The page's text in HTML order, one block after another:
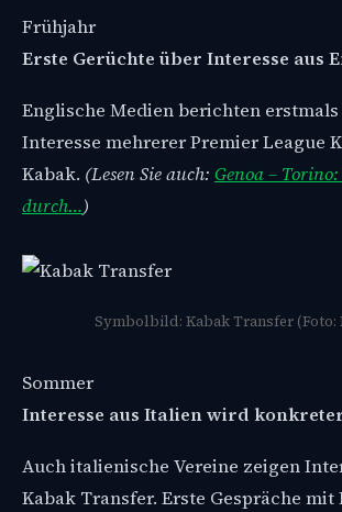
Frühjahr
Erste Gerüchte über Interesse aus
Englische Medien berichten erstmals
Interesse mehrerer Premier League
Kabak. (Lesen Sie auch: Genoa –
durch…)
Symbolbild: Kabak Transfer (Foto:
Sommer
Interesse aus Italien wird
Auch italienische Vereine zeigen
Kabak Transfer. Erste Gespräche